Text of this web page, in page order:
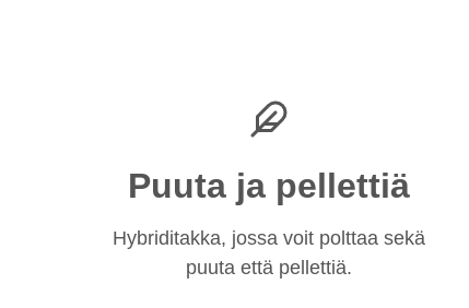
Puuta ja pellettiä
Hybriditakka, jossa voit polttaa sekä
puuta että pellettiä.